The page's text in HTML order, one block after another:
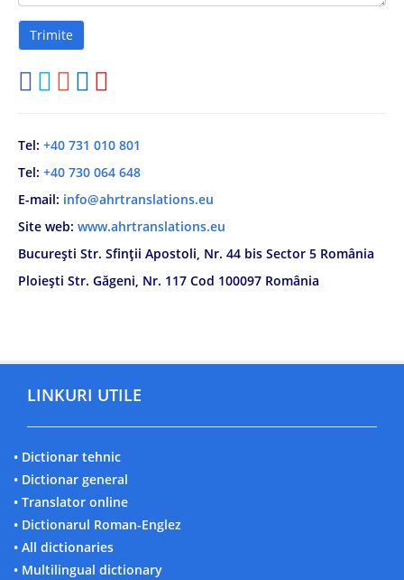
Tel: +40 731 010 801
Tel: +40 730 064 648
E-mail: info@ahrtranslations.eu
Site web: www.ahrtranslations.eu
București Str. Sfinții Apostoli, Nr. 44 bis Sector 5 România
Ploiești Str. Găgeni, Nr. 117 Cod 100097 România
LINKURI UTILE
• Dictionar tehnic
• Dictionar general
• Translator online
• Dictionarul Roman-Englez
• All dictionaries
• Multilingual dictionary